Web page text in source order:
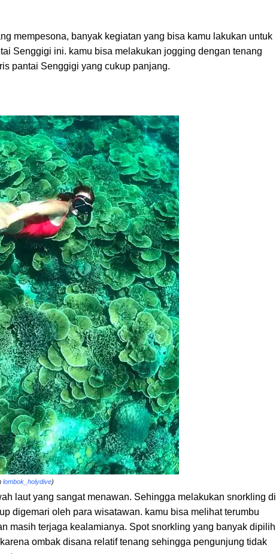
mempesona, banyak kegiatan yang bisa kamu lakukan untuk
Senggigi ini. kamu bisa melakukan jogging dengan tenang
pantai Senggigi yang cukup panjang.
lombok_holydive)
laut yang sangat menawan. Sehingga melakukan snorkling di
digemari oleh para wisatawan. kamu bisa melihat terumbu
masih terjaga kealamianya. Spot snorkling yang banyak dipilih
ombak disana relatif tenang sehingga pengunjung tidak